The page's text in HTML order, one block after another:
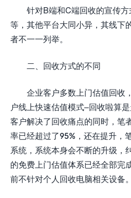
针对B端和C端回收的宣传
等，其他平台大同小异，其线下
者不一一列举。
二、回收方式的不同
企业客户多数上门估值回收
户线上快速估值模式–回收啦算
客户解决了回收痛点的同时，笔
率已经超过了95%，还在提升，
系统，系统本身会不断的升级，
的免费上门估值体系已经全部完
前不针对个人回收电脑相关设备。